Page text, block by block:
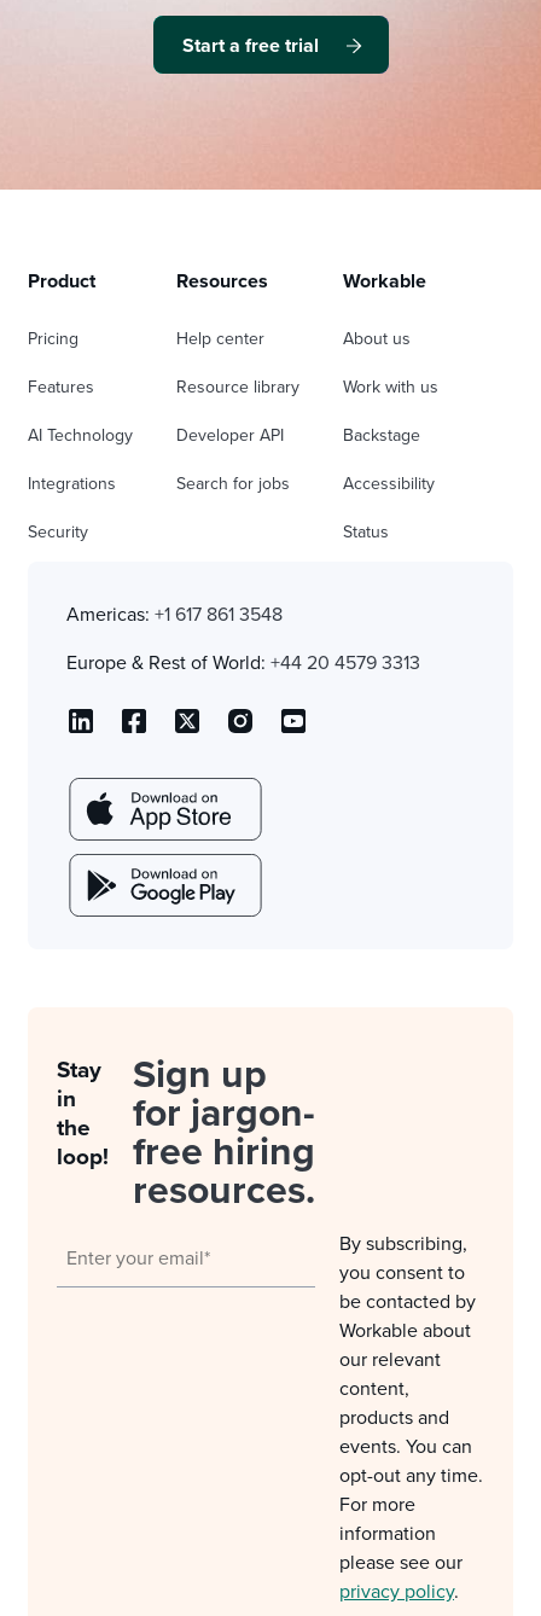
Start a free trial
Product
Pricing
Features
AI Technology
Integrations
Security
Resources
Help center
Resource library
Developer API
Search for jobs
Workable
About us
Work with us
Backstage
Accessibility
Status
Americas: +1 617 861 3548
Europe & Rest of World: +44 20 4579 3313
Stay
in
the
loop!
Sign up
for jargon-
free hiring
resources.
By subscribing,
you consent to
be contacted by
Workable about
our relevant
content,
products and
events. You can
opt-out any time.
For more
information
please see our
privacy policy.